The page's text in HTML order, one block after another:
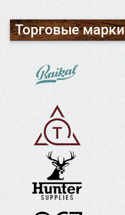
Торговые марки